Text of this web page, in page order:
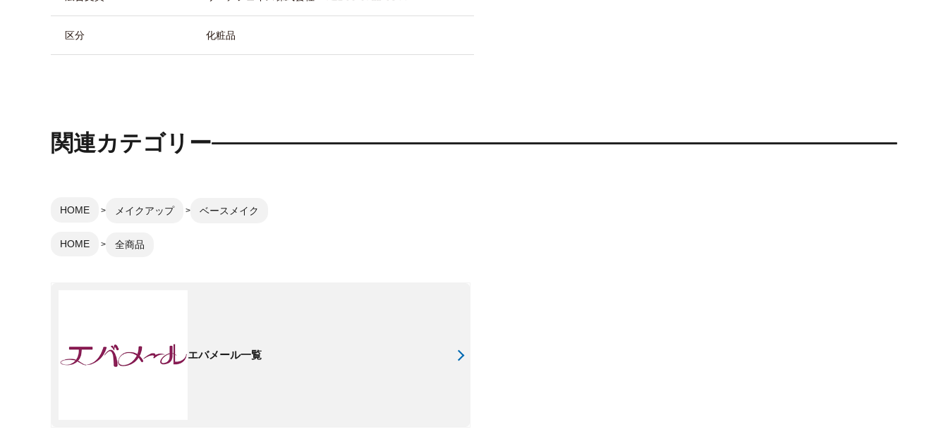
区分 化粧品
関連カテゴリー
HOME メイクアップ ベースメイク
HOME 全商品
エバメール一覧